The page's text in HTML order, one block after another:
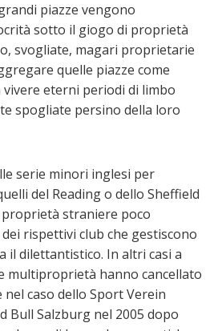
piazze vengono
sotto il giogo di proprietà
svogliate, magari proprietarie
quelle piazze come
eterni periodi di limbo
spogliate persino della loro
serie minori inglesi per
del Reading o dello Sheffield
straniere poco
rispettivi club che gestiscono
il dilettantistico. In altri casi a
multiproprietà hanno cancellato
caso dello Sport Verein
Bull Salzburg nel 2005 dopo